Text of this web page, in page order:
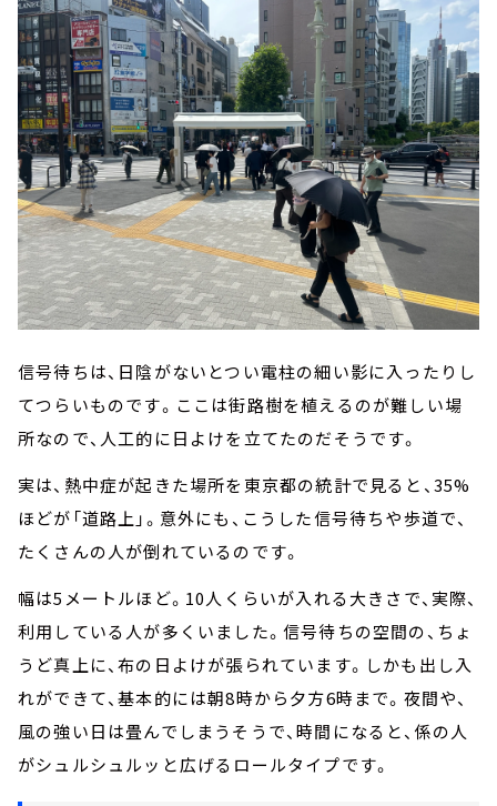
信号待ちは、日陰がないとつい電柱の細い影に入ったりし
てつらいものです。ここは街路樹を植えるのが難しい場
所なので、人工的に日よけを立てたのだそうです。
実は、熱中症が起きた場所を東京都の統計で見ると、35%
ほどが「道路上」。意外にも、こうした信号待ちや歩道で、
たくさんの人が倒れているのです。
幅は5メートルほど。10人くらいが入れる大きさで、実際、
利用している人が多くいました。信号待ちの空間の、ちょ
うど真上に、布の日よけが張られています。しかも出し入
れができて、基本的には朝8時から夕方6時まで。夜間や、
風の強い日は畳んでしまうそうで、時間になると、係の人
がシュルシュルッと広げるロールタイプです。